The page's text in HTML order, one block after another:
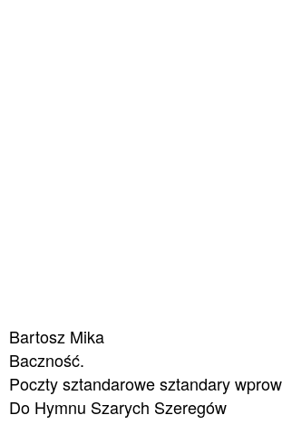
Bartosz Mika
Baczność.
Poczty sztandarowe sztandary
Do Hymnu Szarych Szeregów